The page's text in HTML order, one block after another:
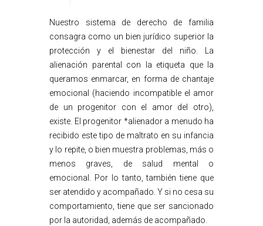
Nuestro sistema de derecho de familia
consagra como un bien jurídico superior la
protección y el bienestar del niño. La
alienación parental con la etiqueta que la
queramos enmarcar, en forma de chantaje
emocional (haciendo incompatible el amor
de un progenitor con el amor del otro),
existe. El progenitor *alienador a menudo ha
recibido este tipo de maltrato en su infancia
y lo repite, o bien muestra problemas, más o
menos graves, de salud mental o
emocional. Por lo tanto, también tiene que
ser atendido y acompañado. Y si no cesa su
comportamiento, tiene que ser sancionado
por la autoridad, además de acompañado.